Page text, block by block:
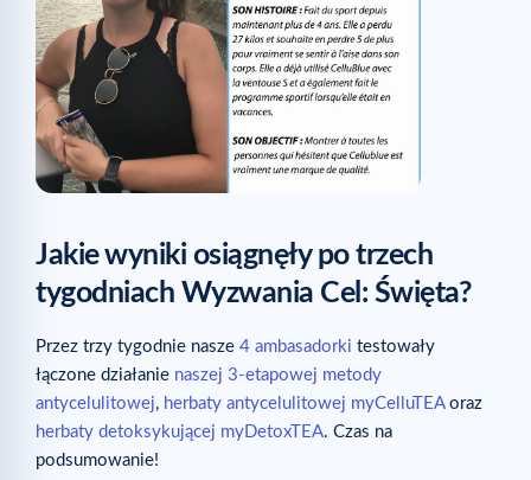
Jakie wyniki osiągnęły po trzech
tygodniach Wyzwania Cel: Święta?
Przez trzy tygodnie nasze 4 ambasadorki testowały
łączone działanie naszej 3-etapowej metody
antycelulitowej, herbaty antycelulitowej myCelluTEAoraz
herbaty detoksykującej myDetoxTEA. Czas na
podsumowanie!